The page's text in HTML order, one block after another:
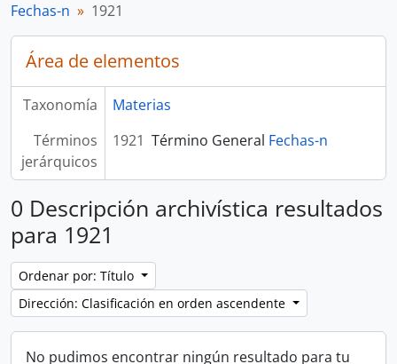
Fechas-n 1921
Área de elementos
Taxonomía
Materias
Términos
jerárquicos
1921 Término General Fechas-n
0 Descripción archivística resultados
para 1921
Ordenar por: Título
Dirección: Clasificación en orden ascendente
No pudimos encontrar ningún resultado para tu